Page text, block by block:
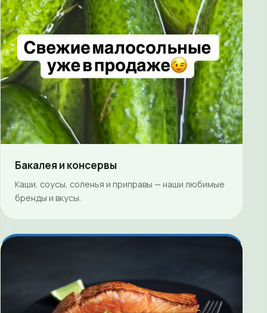
Бакалея и консервы
Каши, соусы, соленья и приправы — наши любимые
бренды и вкусы.